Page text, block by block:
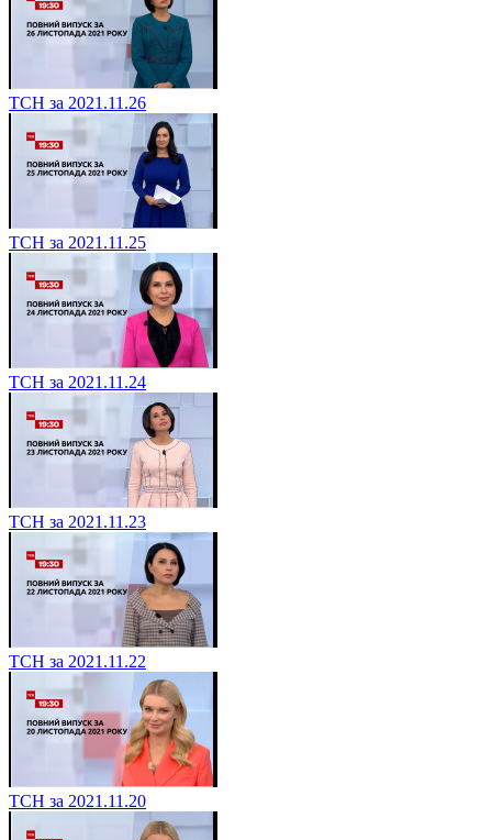
ТСН за 2021.11.26
ТСН за 2021.11.25
ТСН за 2021.11.24
ТСН за 2021.11.23
ТСН за 2021.11.22
ТСН за 2021.11.20